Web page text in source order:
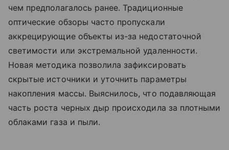
чем предполагалось ранее. Традиционные
оптические обзоры часто пропускали
аккрецирующие объекты из-за недостаточной
светимости или экстремальной удаленности.
Новая методика позволила зафиксировать
скрытые источники и уточнить параметры
накопления массы. Выяснилось, что подавляющая
часть роста черных дыр происходила за плотными
облаками газа и пыли.